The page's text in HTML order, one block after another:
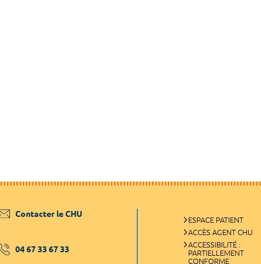
Contacter le CHU
04 67 33 67 33
ESPACE PATIENT
ACCÈS AGENT CHU
ACCESSIBILITÉ :
PARTIELLEMENT
CONFORME